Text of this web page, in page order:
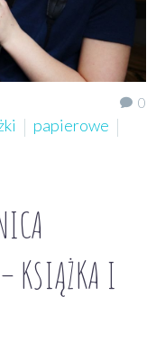
0
papierowe
– KSIĄŻKA I